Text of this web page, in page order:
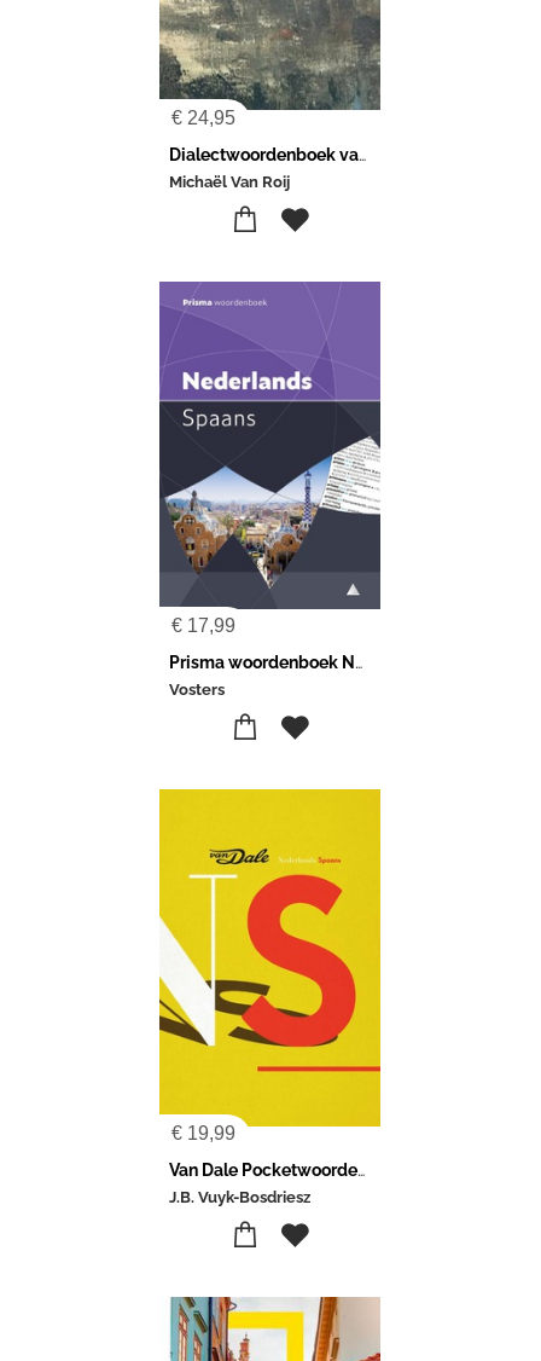
€ 24,95
Dialectwoordenboek van Aarle-Rixtel
Michaël Van Roij
€ 17,99
Prisma woordenboek Nederlands-Spaans
Vosters
€ 19,99
Van Dale Pocketwoordenboek Nederlands-Spaans
J.B. Vuyk-Bosdriesz